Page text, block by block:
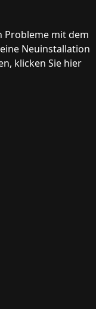
Probleme mit dem
Neuinstallation
klicken Sie hier